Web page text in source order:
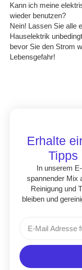
Kann ich meine
wieder benutzen?
Nein! Lassen Sie alle
Hauselektrik
bevor Sie den Strom
Lebensgefahr!
Erhalte
Tipps
In unserem
spannender Mix
Reinigung und
bleiben und